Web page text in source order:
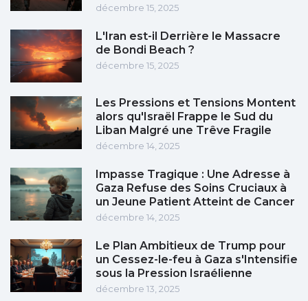
décembre 15, 2025
L'Iran est-il Derrière le Massacre
de Bondi Beach ?
décembre 15, 2025
Les Pressions et Tensions Montent
alors qu'Israël Frappe le Sud du
Liban Malgré une Trêve Fragile
décembre 14, 2025
Impasse Tragique : Une Adresse à
Gaza Refuse des Soins Cruciaux à
un Jeune Patient Atteint de Cancer
décembre 14, 2025
Le Plan Ambitieux de Trump pour
un Cessez-le-feu à Gaza s'Intensifie
sous la Pression Israélienne
décembre 13, 2025